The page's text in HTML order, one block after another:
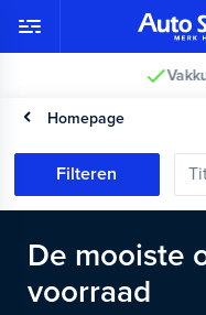
Homepage
Filteren
De mooiste
voorraad